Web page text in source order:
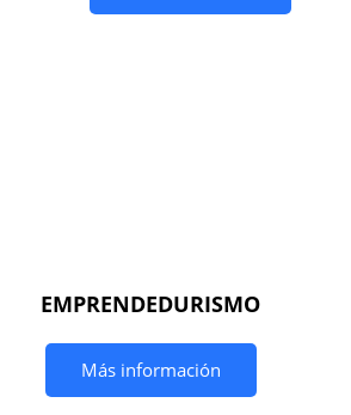
EMPRENDEDURISMO
Más información